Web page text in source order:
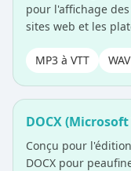
pour l'affichage
sites web et les
MP3 à VTT
DOCX
Conçu pour
DOCX pour